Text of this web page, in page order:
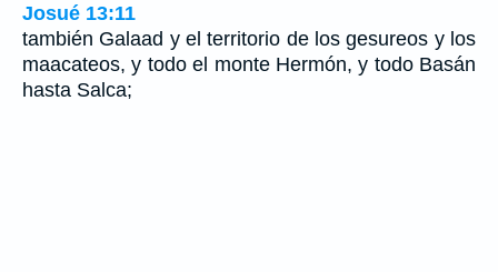
Josué 13:11
también Galaad y el territorio de los gesureos y los
maacateos, y todo el monte Hermón, y todo Basán
hasta Salca;